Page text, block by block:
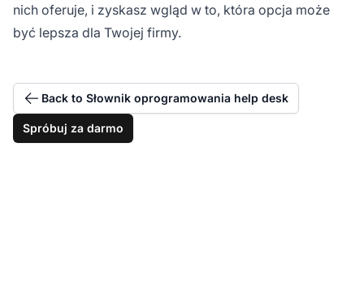
nich oferuje, i zyskasz wgląd w to, która opcja może
być lepsza dla Twojej firmy.
Back to Słownik oprogramowania help desk
Spróbuj za darmo